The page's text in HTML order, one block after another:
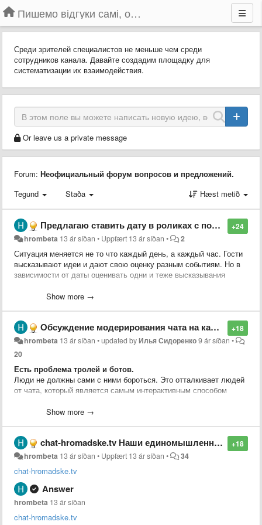
Пишемо відгуки самі, обговорюємо інші ідеї та пропозиції до Громадського Телебачення
Среди зрителей специалистов не меньше чем среди
сотрудников канала. Давайте создадим площадку для
систематизации их взаимодействия.
Or leave us a private message
Forum: Неофициальный форум вопросов и предложений.
Tegund
Staða Hæst metið
+24
Предлагаю ставить дату в роликах с пометкой "повтор"
hrombeta 13 ár síðan • Uppfært 13 ár síðan • 2
Ситуация меняется не то что каждый день, а каждый час. Гости
высказывают идеи и дают свою оценку разным событиям. Но в
зависимости от даты оценивать одни и теже высказывания
Show more →
+18
Обсуждение модерирования чата на канале youtube.
hrombeta 13 ár síðan •updated byИлья Сидоренко9 ár síðan •
20
Есть проблема тролей и ботов.
Люди не должны сами с ними бороться. Это отталкивает людей
от чата, который является самым интерактивным способом
того иммено его состояниеоказывает значительное влияние на
Троли и боты пытаются "розсеять толпу".
Розсеим их первыми!
Со своей стороны пердлагаю организацию площадки, которая на
основе IT сообщества объединит волонтёров готовых
самоорганизоваться и оказать посильную
помощь(hromadsketvbeta.userecho.com
дневных эфиров на отдельные ролики до разноплановой IT
Show more →
+18
chat-hromadske.tv Наши единомышленники. Рекомендую!
hrombeta 13 ár síðan • Uppfært 13 ár síðan • 34
chat-hromadske.tv
Answer
hrombeta 13 ár síðan
chat-hromadske.tv